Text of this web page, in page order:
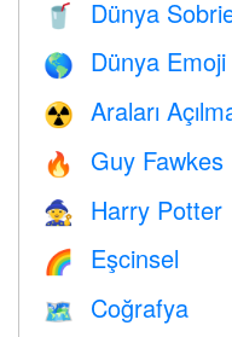
🥤 Dünya
🌎 Dünya
☢️ Araları
🔥 Guy Fawkes
🧙 Harry Potter
🌈 Eşcinsel
🗺 Coğrafya